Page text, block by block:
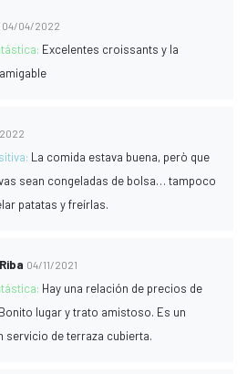
04/04/2022
Excelentes croissants y la
La comida estava buena, però que
sean congeladas de bolsa… tampoco
patatas y freírlas.
04/11/2021
Hay una relación de precios de
lugar y trato amistoso. Es un
servicio de terraza cubierta.